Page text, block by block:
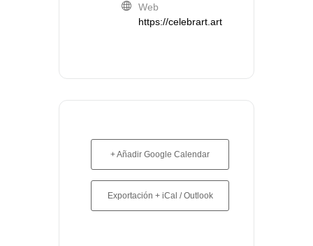
Web
https://celebrart.art
+ Añadir Google Calendar
Exportación + iCal / Outlook